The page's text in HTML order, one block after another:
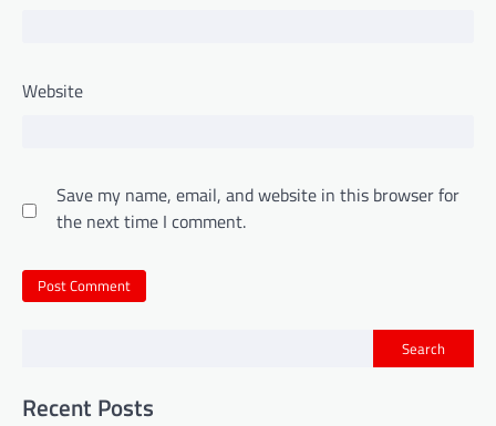
Website
Save my name, email, and website in this browser for
the next time I comment.
Search
Recent Posts